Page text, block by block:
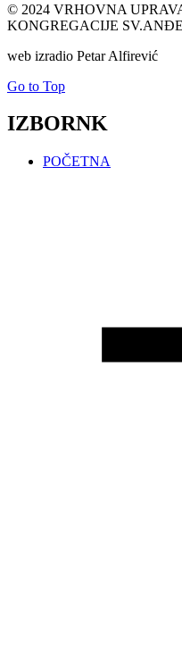
© 2024 VRHOVNA
KONGREGACIJE
web izradio Petar Alfirević
Go to Top
IZBORNK
POČETNA